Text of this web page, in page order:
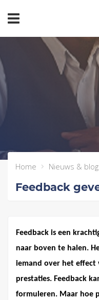
Home Nieuws & blog
Feedback
Feedback is een
naar boven te halen.
iemand over het effect
prestaties. Feedback
formuleren. Maar hoe